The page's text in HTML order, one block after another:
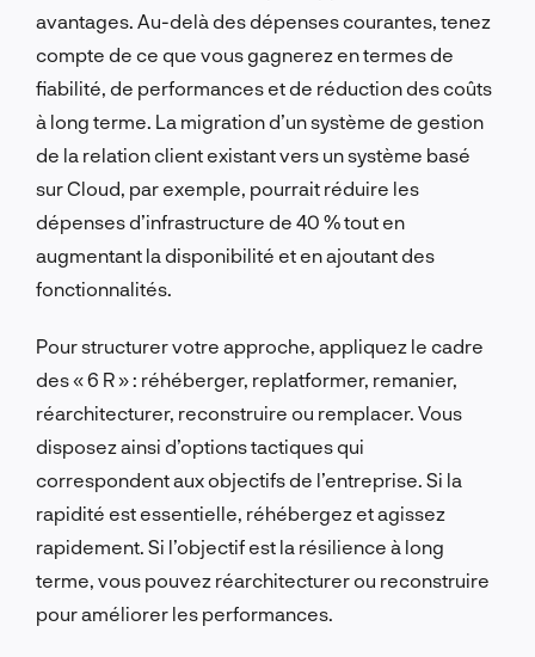
avantages. Au-delà des dépenses courantes, tenez
compte de ce que vous gagnerez en termes de
fiabilité, de performances et de réduction des coûts
à long terme. La migration d’un système de gestion
de la relation client existant vers un système basé
sur Cloud, par exemple, pourrait réduire les
dépenses d’infrastructure de 40 % tout en
augmentant la disponibilité et en ajoutant des
fonctionnalités.
Pour structurer votre approche, appliquez le cadre
des « 6 R » : réhéberger, replatformer, remanier,
réarchitecturer, reconstruire ou remplacer. Vous
disposez ainsi d’options tactiques qui
correspondent aux objectifs de l’entreprise. Si la
rapidité est essentielle, réhébergez et agissez
rapidement. Si l’objectif est la résilience à long
terme, vous pouvez réarchitecturer ou reconstruire
pour améliorer les performances.